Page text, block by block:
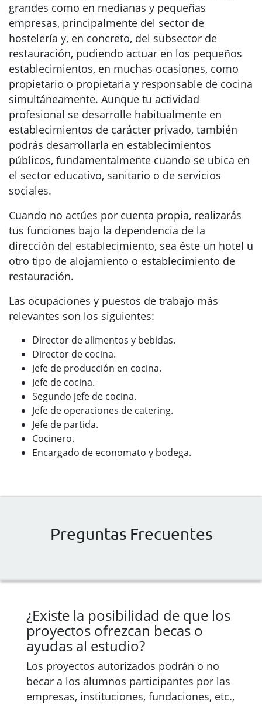
grandes como en medianas y pequeñas
empresas, principalmente del sector de
hostelería y, en concreto, del subsector de
restauración, pudiendo actuar en los pequeños
establecimientos, en muchas ocasiones, como
propietario o propietaria y responsable de cocina
simultáneamente. Aunque tu actividad
profesional se desarrolle habitualmente en
establecimientos de carácter privado, también
podrás desarrollarla en establecimientos
públicos, fundamentalmente cuando se ubica en
el sector educativo, sanitario o de servicios
sociales.
Cuando no actúes por cuenta propia, realizarás
tus funciones bajo la dependencia de la
dirección del establecimiento, sea éste un hotel u
otro tipo de alojamiento o establecimiento de
restauración.
Las ocupaciones y puestos de trabajo más
relevantes son los siguientes:
Director de alimentos y bebidas.
Director de cocina.
Jefe de producción en cocina.
Jefe de cocina.
Segundo jefe de cocina.
Jefe de operaciones de catering.
Jefe de partida.
Cocinero.
Encargado de economato y bodega.
Preguntas Frecuentes
¿Existe la posibilidad de que los
proyectos ofrezcan becas o
ayudas al estudio?
Los proyectos autorizados podrán o no
becar a los alumnos participantes por las
empresas, instituciones, fundaciones, etc.,